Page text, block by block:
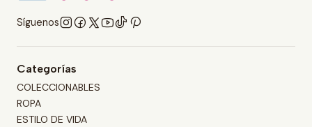
Síguenos
Categorías
COLECCIONABLES
ROPA
ESTILO DE VIDA